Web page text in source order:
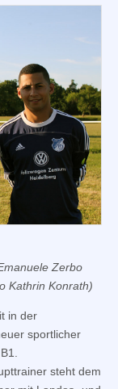
Zerbo
Kathrin Konrath)
in der
sportlicher
steht dem